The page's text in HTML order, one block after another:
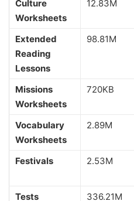
Culture
Worksheets
12.83M
Extended
Reading
Lessons
98.81M
Missions
Worksheets
720KB
Vocabulary
Worksheets
2.89M
Festivals
2.53M
Tests
336.21M